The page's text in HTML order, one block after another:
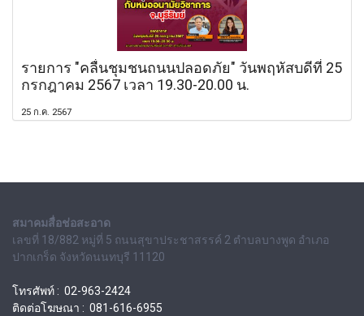
รายการ "คลื่นชุมชนถนนปลอดภัย" วันพฤหัสบดีที่ 25
กรกฎาคม 2567 เวลา 19.30-20.00 น.
25 ก.ค. 2567
สมาคมสื่อช่อสะอาด
เลขที่ 18/882 หมู่ที่ 5 ถนนสุขาประชาสรรค์ 2 ตำบลบางพูด อำเภอ
ปากเกร็ด จังหวัดนนทบุรี 11120
โทรศัพท์ : 02-963-2424
ติดต่อโฆษณา : 081-616-6955